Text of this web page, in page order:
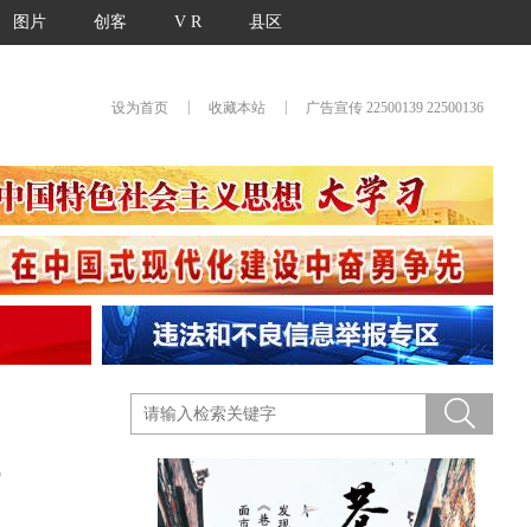
图片 创客 V R 县区
设为首页 收藏本站 广告宣传 22500139 22500136